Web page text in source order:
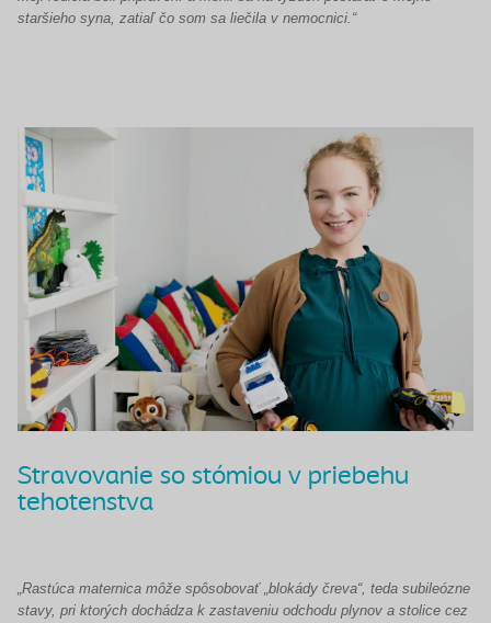
staršieho syna, zatiaľ čo som sa liečila v nemocnici.“
Stravovanie so stómiou v priebehu
tehotenstva
„Rastúca maternica môže spôsobovať „blokády čreva“, teda subileózne
stavy, pri ktorých dochádza k zastaveniu odchodu plynov a stolice cez